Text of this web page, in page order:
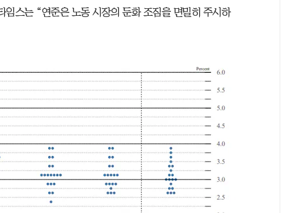
임스는 “연준은 노동 시장의 둔화 조짐을 면밀히 주시하